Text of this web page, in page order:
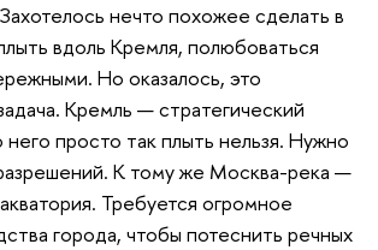
нечто похожее сделать в
вдоль Кремля, полюбоваться
Но оказалось, это
Кремль — стратегический
просто так плыть нельзя. Нужно
К тому же Москва-река —
Требуется огромное
города, чтобы потеснить речных